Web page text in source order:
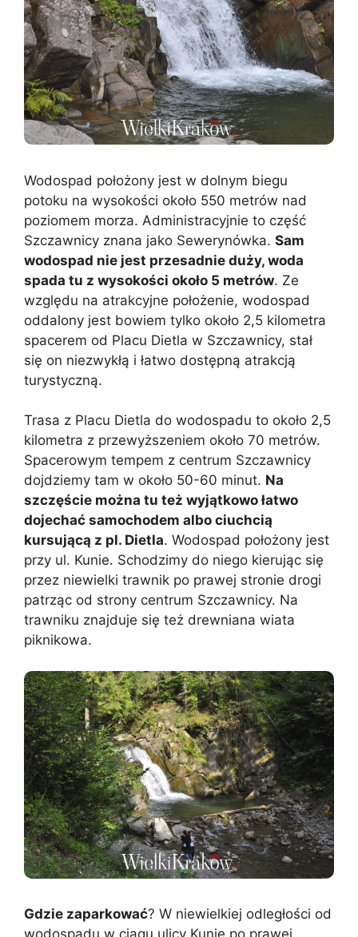
Wodospad położony jest w dolnym biegu
potoku na wysokości około 550 metrów nad
poziomem morza. Administracyjnie to część
Szczawnicy znana jako Sewerynówka. Sam
wodospad nie jest przesadnie duży, woda
spada tu z wysokości około 5 metrów. Ze
względu na atrakcyjne położenie, wodospad
oddalony jest bowiem tylko około 2,5 kilometra
spacerem od Placu Dietla w Szczawnicy, stał
się on niezwykłą i łatwo dostępną atrakcją
turystyczną.
Trasa z Placu Dietla do wodospadu to około 2,5
kilometra z przewyższeniem około 70 metrów.
Spacerowym tempem z centrum Szczawnicy
dojdziemy tam w około 50-60 minut. Na
szczęście można tu też wyjątkowo łatwo
dojechać samochodem albo ciuchcią
kursującą z pl. Dietla. Wodospad położony jest
przy ul. Kunie. Schodzimy do niego kierując się
przez niewielki trawnik po prawej stronie drogi
patrząc od strony centrum Szczawnicy. Na
trawniku znajduje się też drewniana wiata
piknikowa.
Gdzie zaparkować? W niewielkiej odległości od